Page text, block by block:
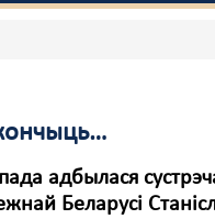
адбылася
Беларусі